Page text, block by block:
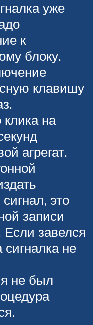
уже
к
блоку.
клавишу
клика на
агрегат.
это
записи
Если завелся
сигналка не
не был